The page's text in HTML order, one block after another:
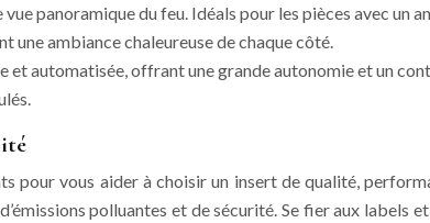
panoramique du feu. Idéals pour les pièces avec un
une ambiance chaleureuse de chaque côté.
et automatisée, offrant une grande autonomie et un
vous aider à choisir un insert de qualité,
polluantes et de sécurité. Se fier aux labels